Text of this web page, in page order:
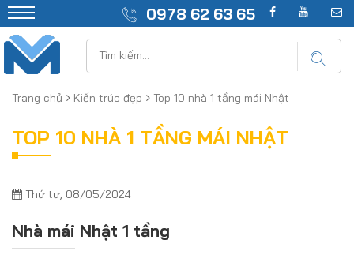
0978 62 63 65
Trang chủ Kiến trúc đẹp Top 10 nhà 1 tầng mái Nhật
TOP 10 NHÀ 1 TẦNG MÁI NHẬT
Thứ tư, 08/05/2024
Nhà mái Nhật 1 tầng